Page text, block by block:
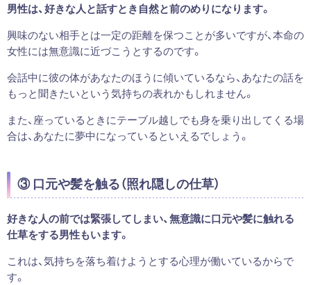
男性は、好きな人と話すとき自然と前のめりになります。
興味のない相手とは一定の距離を保つことが多いですが、本命の
女性には無意識に近づこうとするのです。
会話中に彼の体があなたのほうに傾いているなら、あなたの話を
もっと聞きたいという気持ちの表れかもしれません。
また、座っているときにテーブル越しでも身を乗り出してくる場
合は、あなたに夢中になっているといえるでしょう。
③ 口元や髪を触る（照れ隠しの仕草）
好きな人の前では緊張してしまい、無意識に口元や髪に触れる
仕草をする男性もいます。
これは、気持ちを落ち着けようとする心理が働いているからで
す。